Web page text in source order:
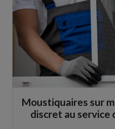
Moustiquaires sur
discret au